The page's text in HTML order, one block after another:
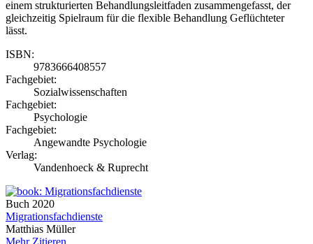
einem strukturierten Behandlungsleitfaden zusammengefasst, der
gleichzeitig Spielraum für die flexible Behandlung Geflüchteter
lässt.
ISBN:
9783666408557
Fachgebiet:
Sozialwissenschaften
Fachgebiet:
Psychologie
Fachgebiet:
Angewandte Psychologie
Verlag:
Vandenhoeck & Ruprecht
Buch 2020
Migrationsfachdienste
Matthias Müller
Mehr Zitieren